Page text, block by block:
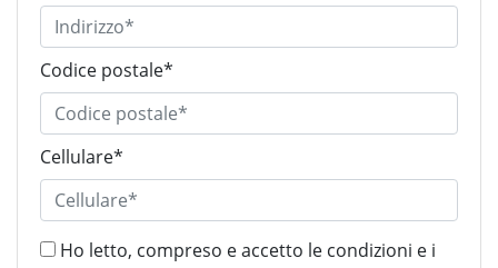
Codice postale*
Cellulare*
Ho letto, compreso e accetto le condizioni e i